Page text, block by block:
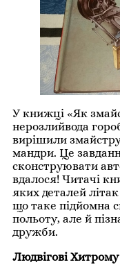
У книжці «Як
нерозлийвода
вирішили
мандри. Це
сконструювати
вдалося! Читачі
яких деталей
що таке підйомна
польоту, але й
дружби.
Людвігові